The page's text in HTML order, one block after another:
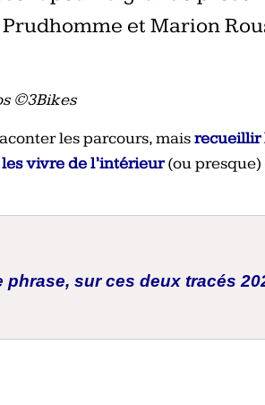
et Marion
©3Bikes
les parcours, maisrecueillir
vivre de l’intérieur(ou presque)
phrase, sur ces deux tracés